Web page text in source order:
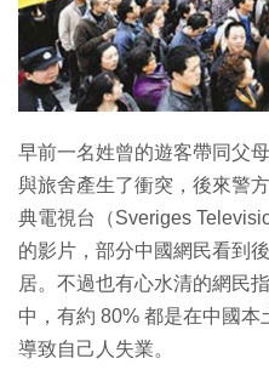
早前一名姓曾的遊客帶同父
與旅舍產生了衝突，後來警
典電視台（Sveriges
的影片，部分中國網民看到
居。不過也有心水清的網民
中，有約 80% 都是在中國
導致自己人失業。